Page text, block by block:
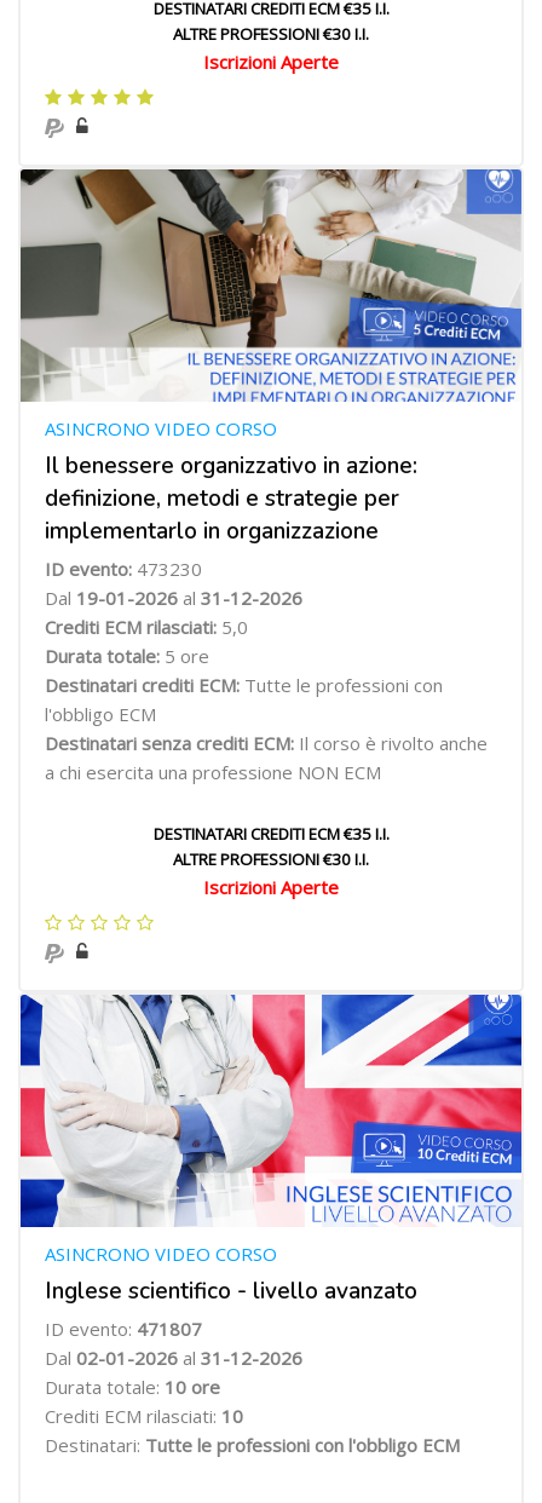
DESTINATARI CREDITI ECM €35 I.I.
ALTRE PROFESSIONI €30 I.I.
Iscrizioni Aperte
Il benessere organizzativo in azione:
definizione, metodi e strategie per
implementarlo in organizzazione
ASINCRONO VIDEO CORSO
ID evento: 473230
Dal 19-01-2026 al 31-12-2026
Crediti ECM rilasciati: 5,0
Durata totale: 5 ore
Destinatari crediti ECM: Tutte le professioni con
l'obbligo ECM
Destinatari senza crediti ECM: Il corso è rivolto anche
a chi esercita una professione NON ECM
DESTINATARI CREDITI ECM €35 I.I.
ALTRE PROFESSIONI €30 I.I.
Iscrizioni Aperte
Inglese scientifico - livello avanzato
ASINCRONO VIDEO CORSO
ID evento: 471807
Dal 02-01-2026 al 31-12-2026
Durata totale: 10 ore
Crediti ECM rilasciati: 10
Destinatari: Tutte le professioni con l'obbligo ECM